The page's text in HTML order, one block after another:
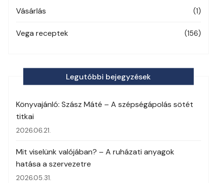
Vásárlás (1)
Vega receptek (156)
Legutóbbi bejegyzések
Könyvajánló: Szász Máté – A szépségápolás sötét
titkai
2026.06.21.
Mit viselünk valójában? – A ruházati anyagok
hatása a szervezetre
2026.05.31.